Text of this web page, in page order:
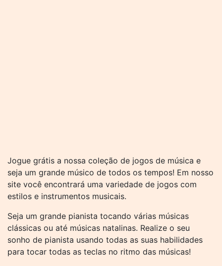
Jogue grátis a nossa coleção de jogos de música e
seja um grande músico de todos os tempos! Em nosso
site você encontrará uma variedade de jogos com
estilos e instrumentos musicais.
Seja um grande pianista tocando várias músicas
clássicas ou até músicas natalinas. Realize o seu
sonho de pianista usando todas as suas habilidades
para tocar todas as teclas no ritmo das músicas!